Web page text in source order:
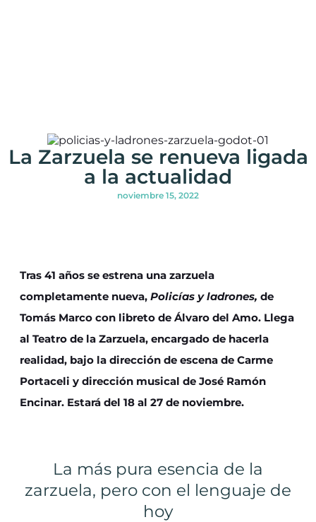
La Zarzuela se renueva ligada
a la actualidad
noviembre 15, 2022
Tras 41 años se estrena una zarzuela
completamente nueva, Policías y ladrones, de
Tomás Marco con libreto de Álvaro del Amo. Llega
al Teatro de la Zarzuela, encargado de hacerla
realidad, bajo la dirección de escena de Carme
Portaceli y dirección musical de José Ramón
Encinar. Estará del 18 al 27 de noviembre.
La más pura esencia de la
zarzuela, pero con el lenguaje de
hoy